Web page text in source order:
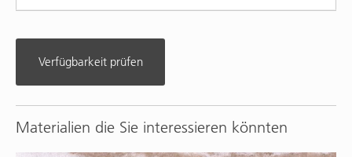
Verfügbarkeit prüfen
Materialien die Sie interessieren könnten